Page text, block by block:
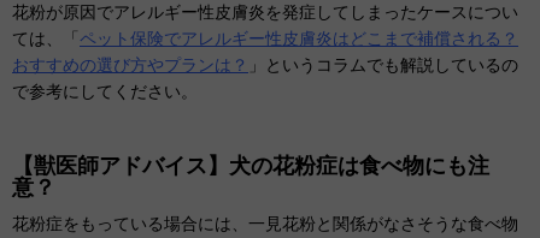
花粉が原因でアレルギー性皮膚炎を発症してしまったケースについ
ては、「 ペット保険でアレルギー性皮膚炎はどこまで補償される？
おすすめの選び方やプランは？ 」というコラムでも解説しているの
で参考にしてください。
【獣医師アドバイス】犬の花粉症は食べ物にも注
意？
花粉症をもっている場合には、一見花粉と関係がなさそうな食べ物